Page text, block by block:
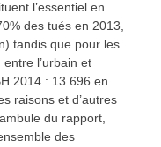
l’essentiel en
des tués en 2013,
tandis que pour les
l’urbain et
2014 : 13 696 en
raisons et d’autres
du rapport,
des